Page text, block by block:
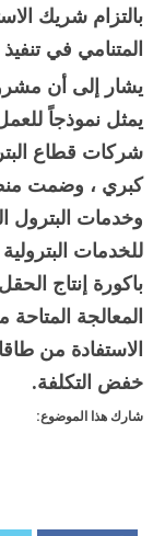
بالتزام شريك
المتنامي في
يشار إلى أن
يمثل نموذجاً
شركات قطاع
كبري ، وضمت
للخدمات
باكورة إنتاج
المعالجة
الاستفادة من
خفض التكلفة.
شارك هذا الموضوع: